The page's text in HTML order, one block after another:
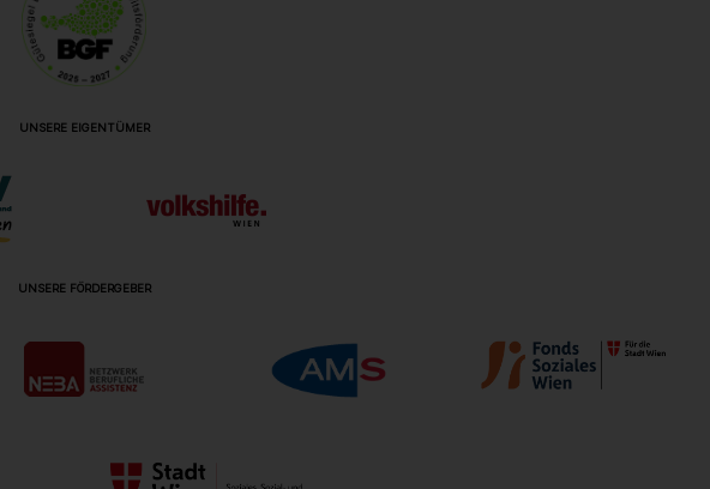
UNSERE EIGENTÜMER
UNSERE FÖRDERGEBER